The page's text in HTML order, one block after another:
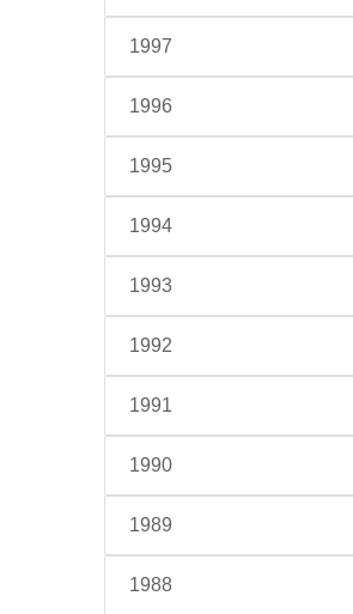
1997
1996
1995
1994
1993
1992
1991
1990
1989
1988